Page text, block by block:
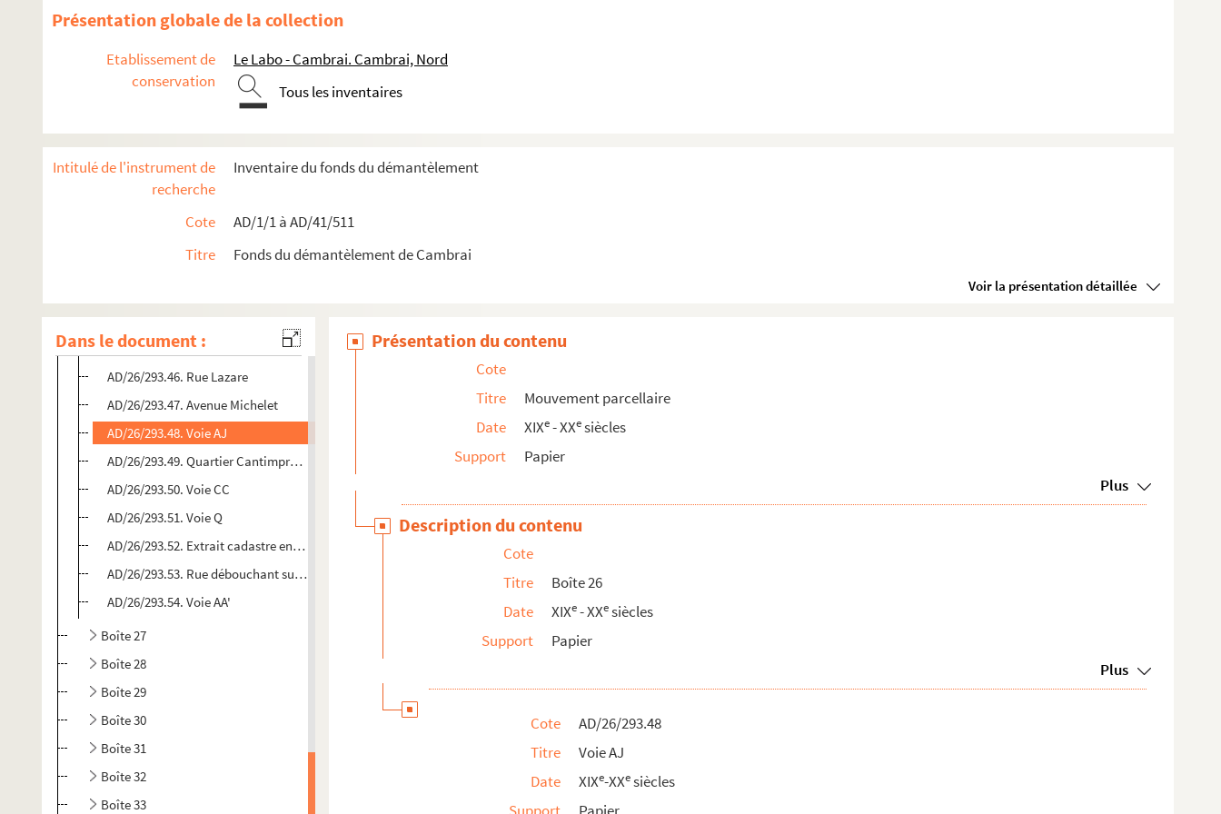
Présentation globale de la collection
Etablissement de
conservation
Le Labo - Cambrai. Cambrai, Nord
Tous les inventaires
Intitulé de l'instrument de
recherche
Inventaire du fonds du démantèlement
Cote
AD/1/1 à AD/41/511
Titre
Fonds du démantèlement de Cambrai
Voir la présentation détaillée
Dans le document :
AD/26/293.33. Ilot du Carré de Paille
AD/26/293.35. Boulevard Sud
AD/26/293.38. Boulevard extérieur H
AD/26/293.39. Voie V' et V
AD/26/293.42. Rue de Belfort
AD/26/293.44. Voie départementale n°26
AD/26/293.45. Voie CB
AD/26/293.46. Rue Lazare
AD/26/293.47. Avenue Michelet
AD/26/293.48. Voie AJ
AD/26/293.49. Quartier Cantimpré-Escaut
AD/26/293.50. Voie CC
AD/26/293.51. Voie Q
AD/26/293.52. Extrait cadastre environ rue Paul Bert
AD/26/293.53. Rue débouchant sur la place de la Gare
AD/26/293.54. Voie AA'
Boîte 27
Boîte 28
Boîte 29
Boîte 30
Boîte 31
Boîte 32
Boîte 33
Présentation du contenu
Cote
Titre
Mouvement parcellaire
Date
XIXe- XXesiècles
Support
Papier
Plus
Description du contenu
Cote
Titre
Boîte 26
Date
XIXe- XXesiècles
Support
Papier
Plus
Cote
AD/26/293.48
Titre
Voie AJ
Date
XIXe-XXesiècles